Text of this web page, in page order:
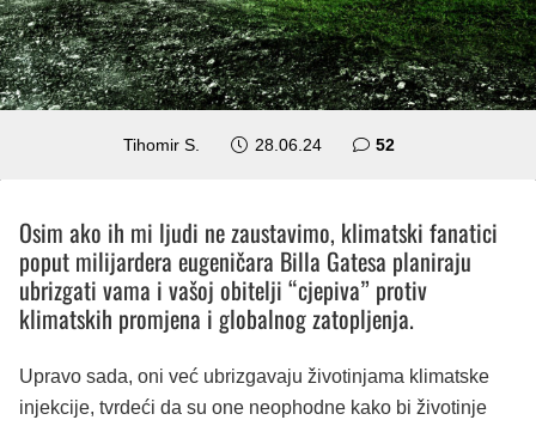
Tihomir S. 28.06.24 52
Osim ako ih mi ljudi ne zaustavimo, klimatski fanatici
poput milijardera eugeničara Billa Gatesa planiraju
ubrizgati vama i vašoj obitelji “cjepiva” protiv
klimatskih promjena i globalnog zatopljenja.
Upravo sada, oni već ubrizgavaju životinjama klimatske
injekcije, tvrdeći da su one neophodne kako bi životinje